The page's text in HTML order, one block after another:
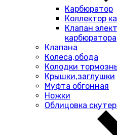
Карбюратор
Коллектор
Клапан
карбюратора
Клапана
Колеса,обода
Колодки
Крышки,заглушки
Муфта обгонная
Ножки
Облицовка